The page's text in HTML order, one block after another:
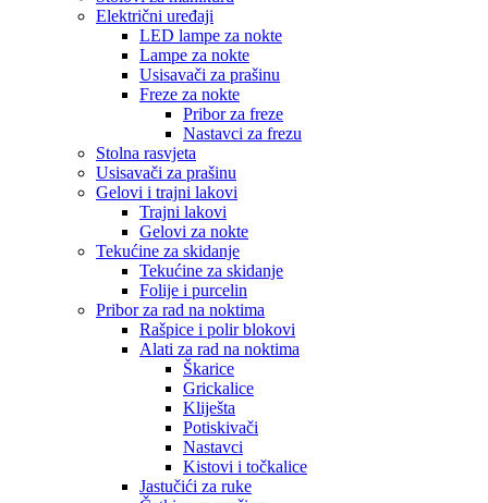
Električni uređaji
LED lampe za nokte
Lampe za nokte
Usisavači za prašinu
Freze za nokte
Pribor za freze
Nastavci za frezu
Stolna rasvjeta
Usisavači za prašinu
Gelovi i trajni lakovi
Trajni lakovi
Gelovi za nokte
Tekućine za skidanje
Tekućine za skidanje
Folije i purcelin
Pribor za rad na noktima
Rašpice i polir blokovi
Alati za rad na noktima
Škarice
Grickalice
Kliješta
Potiskivači
Nastavci
Kistovi i točkalice
Jastučići za ruke